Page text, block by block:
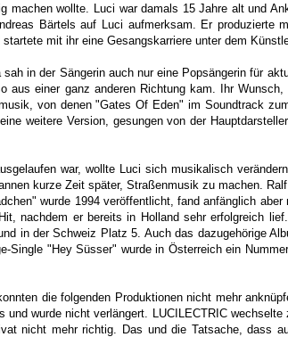
wollte. Luci war damals 15 Jahre alt und
Bärtels auf Luci aufmerksam. Er produzierte
mit ihr eine Gesangskarriere unter dem
in der Sängerin auch nur eine Popsängerin für
einer ganz anderen Richtung kam. Ihr
von denen "Gates Of Eden" im Soundtrack
weitere Version, gesungen von der
war, wollte Luci sich musikalisch
kurze Zeit später, Straßenmusik zu machen.
wurde 1994 veröffentlicht, fand anfänglich aber
nachdem er bereits in Holland sehr erfolgreich
in der Schweiz Platz 5. Auch das dazugehörige
Single "Hey Süsser" wurde in Österreich ein
die folgenden Produktionen nicht mehr
wurde nicht verlängert. LUCILECTRIC wechselte
nicht mehr richtig. Das und die Tatsache, dass